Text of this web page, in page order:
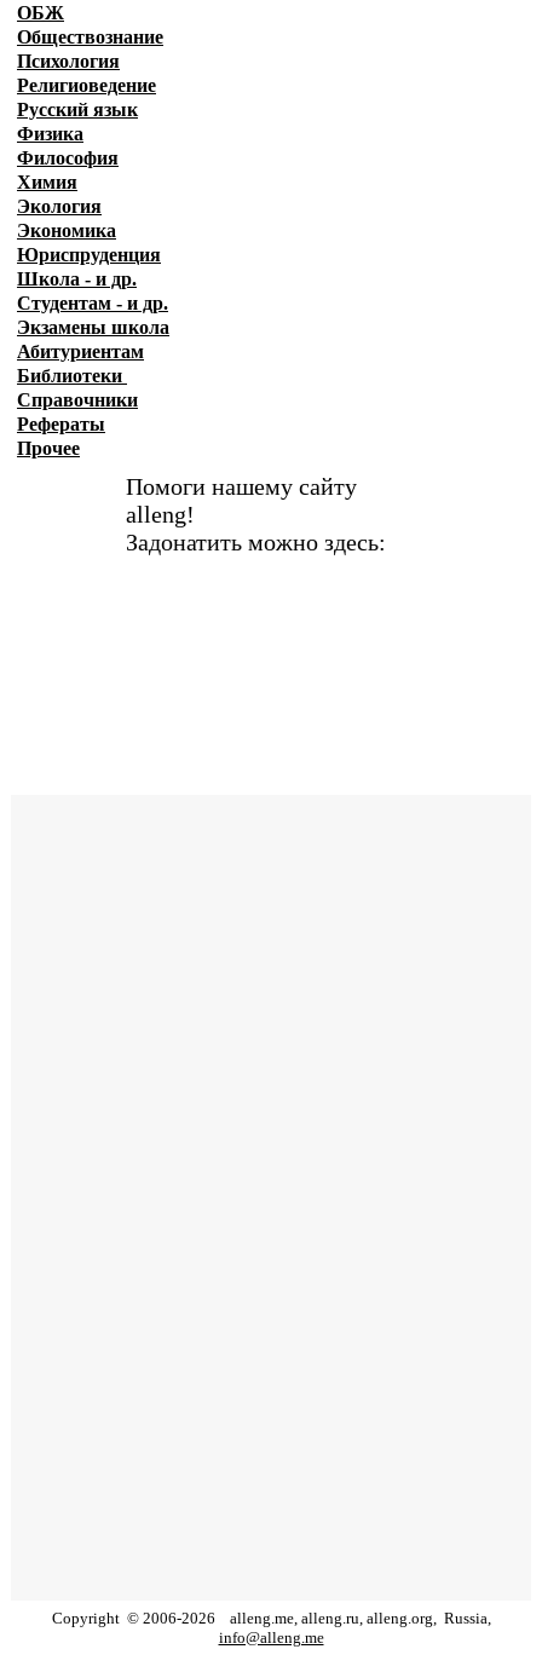
ОБЖ
Обществознание
Психология
Религиоведение
Русский язык
Физика
Философия
Химия
Экология
Экономика
Юриспруденция
Школа - и др.
Студентам - и др.
Экзамены школа
Абитуриентам
Библиотеки
Справочники
Рефераты
Прочее
Помоги нашему сайту
alleng!
Задонатить можно здесь:
Copyright © 2006-2026 alleng.me, alleng.ru, alleng.org, Russia,
info@alleng.me